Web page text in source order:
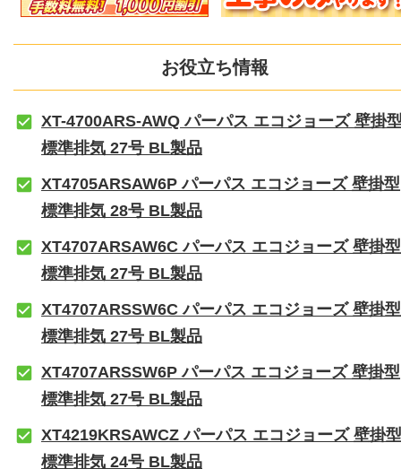
お役立ち情報
XT-4700ARS-AWQ パーパス エコジョーズ 壁掛
標準排気 27号 BL製品
XT4705ARSAW6P パーパス エコジョーズ 壁掛型
標準排気 28号 BL製品
XT4707ARSAW6C パーパス エコジョーズ 壁掛型
標準排気 27号 BL製品
XT4707ARSSW6C パーパス エコジョーズ 壁掛型
標準排気 27号 BL製品
XT4707ARSSW6P パーパス エコジョーズ 壁掛型
標準排気 27号 BL製品
XT4219KRSAWCZ パーパス エコジョーズ 壁掛型
標準排気 24号 BL製品